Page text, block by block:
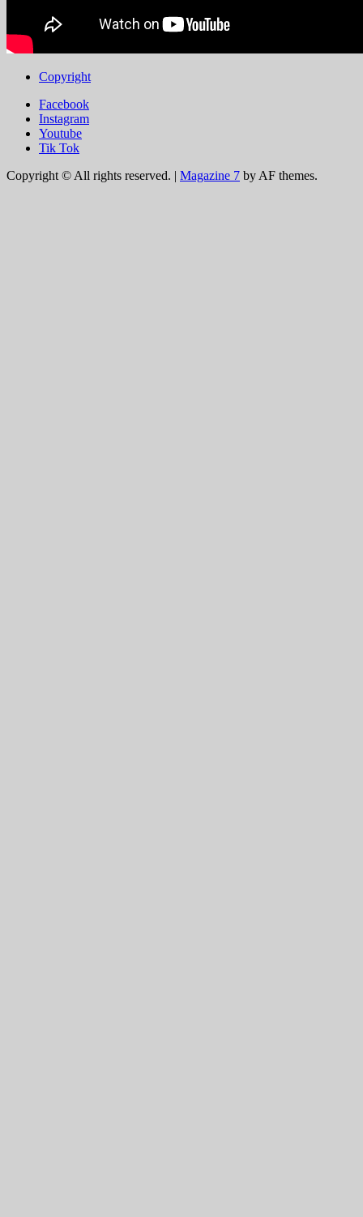
Copyright
Facebook
Instagram
Youtube
Tik Tok
Copyright © All rights reserved. | Magazine 7 by AF themes.